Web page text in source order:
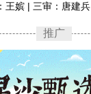
王嫔 | 三审：唐建兵
推广